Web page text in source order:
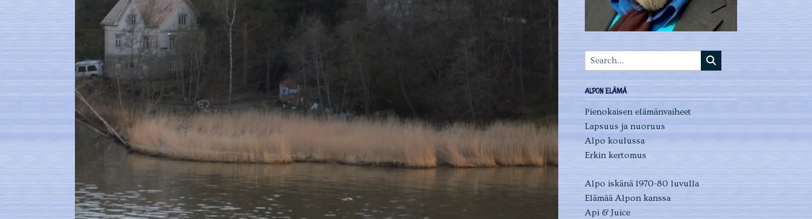
ALPON ELÄMÄ
Pienokaisen elämänvaiheet
Lapsuus ja nuoruus
Alpo koulussa
Erkin kertomus
Alpo iskänä 1970-80 luvulla
Elämää Alpon kanssa
Api & Juice